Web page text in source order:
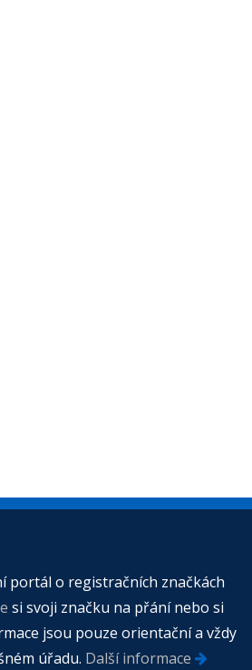
portál o registračních značkách
si svoji značku na přání nebo si
jsou pouze orientační a vždy
úřadu. Další informace